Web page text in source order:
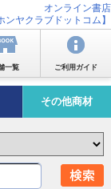
オンライン書店
ンヤクラブドットコム】
一覧 ご利用ガイド
その他商材